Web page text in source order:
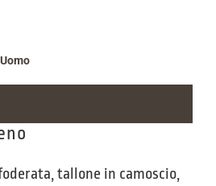
Uomo
tallone in camoscio,